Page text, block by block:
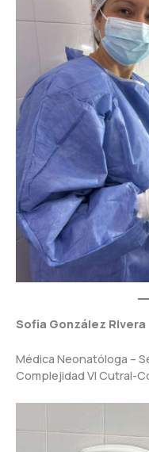
Sofia González Rivera
Médica Neonatóloga –
Complejidad VI Cutral-